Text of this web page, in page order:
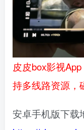
皮皮box影视
持多线路资源，
安卓手机版下载